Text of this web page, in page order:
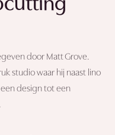
door Matt Grove.
studio waar hij naast lino
design tot een